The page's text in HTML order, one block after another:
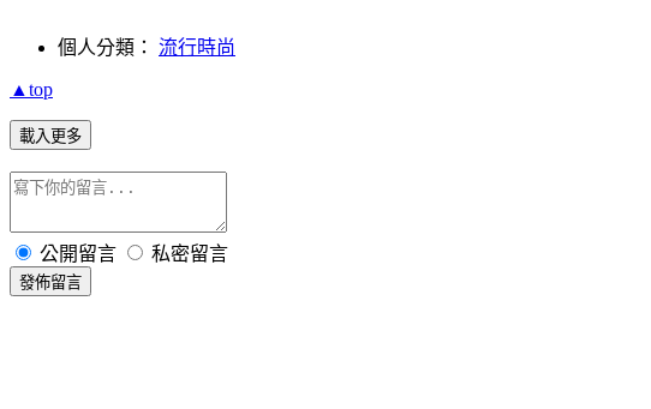
個人分類： 流行時尚
▲top
載入更多
公開留言 私密留言
發佈留言